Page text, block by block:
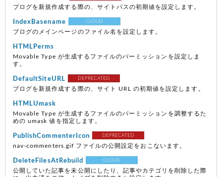
ブログを新規作成する際の、サイトパスの初期値を設定します。
IndexBasename CLOUD
ブログのメインページのファイル名を設定します。
HTMLPerms
Movable Type が生成するファイルのパーミッションを設定しま
す。
DefaultSiteURL DEPRECATED
ブログを新規作成する際の、サイト URL の初期値を設定します。
HTMLUmask
Movable Type が生成するファイルのパーミッションを調整するた
めの umask 値を指定します。
PublishCommenterIcon DEPRECATED
nav-commenters.gif ファイルの公開設定をおこないます。
DeleteFilesAtRebuild CLOUD
公開していた記事を未公開にしたり、記事やカテゴリを削除した際